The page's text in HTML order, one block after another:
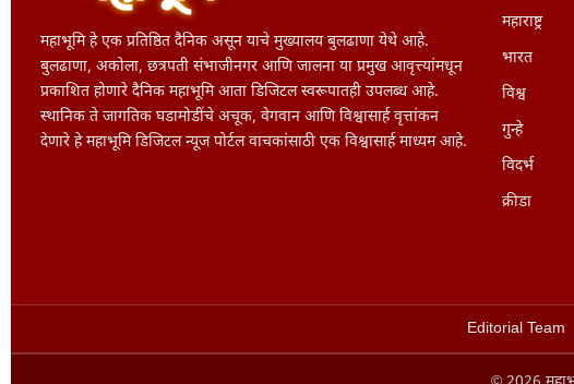
महाभूमि हे एक प्रतिष्ठित दैनिक असून याचे मुख्यालय बुलढाणा येथे आहे.
बुलढाणा, अकोला, छत्रपती संभाजीनगर आणि जालना या प्रमुख आवृत्त्यांमधून
प्रकाशित होणारे दैनिक महाभूमि आता डिजिटल स्वरूपातही उपलब्ध आहे.
स्थानिक ते जागतिक घडामोडींचे अचूक, वेगवान आणि विश्वासार्ह वृत्तांकन
देणारे हे महाभूमि डिजिटल न्यूज पोर्टल वाचकांसाठी एक विश्वासार्ह माध्यम आहे.
महाराष्ट्र
भारत
विश्व
गुन्हे
विदर्भ
क्रीडा
Editorial Team